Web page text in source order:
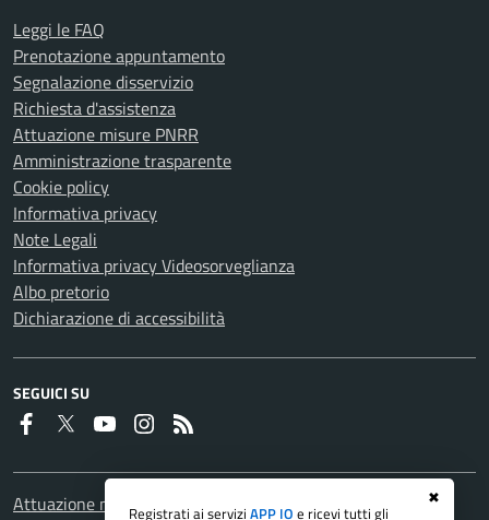
✖
Registrati ai serviziAPP IO e ricevi tutti gli
Leggi le FAQ
Prenotazione appuntamento
Segnalazione disservizio
Richiesta d'assistenza
Attuazione misure PNRR
Amministrazione trasparente
Cookie policy
Informativa privacy
Note Legali
Informativa privacy Videosorveglianza
Albo pretorio
Dichiarazione di accessibilità
SEGUICI SU
Faceboook
Twitter YoutubeInstagram
Attuazione misure PNRR